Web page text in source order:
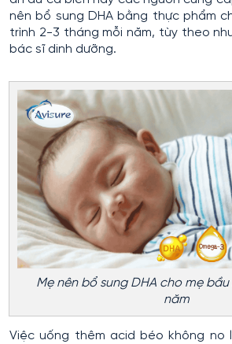
nên bổ sung DHA bằng thực phẩm
trình 2-3 tháng mỗi năm, tùy theo
bác sĩ dinh dưỡng.
Mẹ nên bổ sung DHA cho mẹ bầu
năm
Việc uống thêm acid béo không no